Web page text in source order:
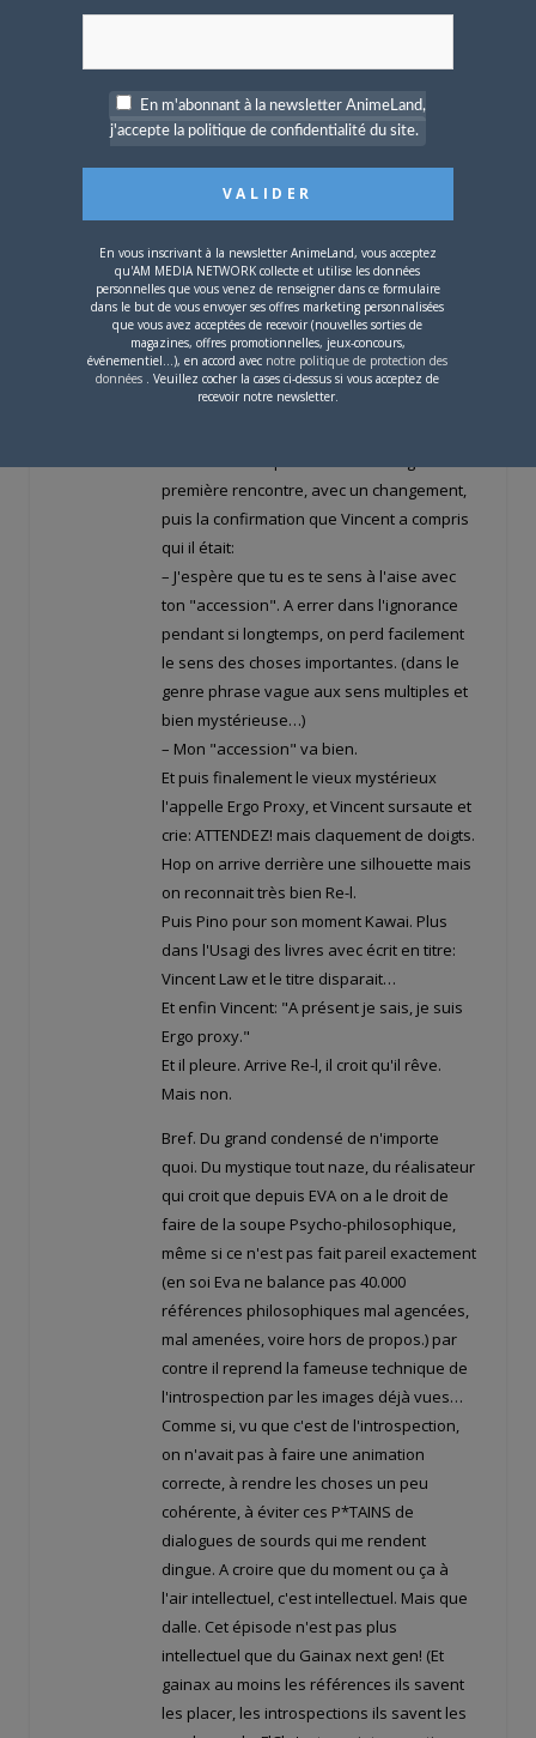
juste les blablas du proxy qui sont
rajoutés. Et encore cette pulsation qui
revient sur le tapis.
Et le proxy qui dit maintenant tu sais que je
-Non c'est faux!
-si
-non
-si
-aagrgrrf Ah bah ouais je suis Ergo Proxy.
Claquement de doigt, retour avec le vieux
première rencontre, avec un changement,
puis la confirmation que Vincent a compris
qui il était:
– J'espère que tu es te sens à l'aise avec
ton "accession". A errer dans l'ignorance
pendant si longtemps, on perd facilement
le sens des choses importantes. (dans le
genre phrase vague aux sens multiples et
bien mystérieuse…)
– Mon "accession" va bien.
Et puis finalement le vieux mystérieux
l'appelle Ergo Proxy, et Vincent sursaute et
crie: ATTENDEZ! mais claquement de doigts.
Hop on arrive derrière une silhouette mais
on reconnait très bien Re-l.
Puis Pino pour son moment Kawai. Plus
dans l'Usagi des livres avec écrit en titre:
Vincent Law et le titre disparait…
Et enfin Vincent: "A présent je sais, je suis
Ergo proxy."
Et il pleure. Arrive Re-l, il croit qu'il rêve.
Mais non.
Bref. Du grand condensé de n'importe
quoi. Du mystique tout naze, du réalisateur
qui croit que depuis EVA on a le droit de
faire de la soupe Psycho-philosophique,
même si ce n'est pas fait pareil exactement
(en soi Eva ne balance pas 40.000
références philosophiques mal agencées,
mal amenées, voire hors de propos.) par
contre il reprend la fameuse technique de
l'introspection par les images déjà vues…
Comme si, vu que c'est de l'introspection,
on n'avait pas à faire une animation
correcte, à rendre les choses un peu
cohérente, à éviter ces P*TAINS de
dialogues de sourds qui me rendent
dingue. A croire que du moment ou ça à
l'air intellectuel, c'est intellectuel. Mais que
dalle. Cet épisode n'est pas plus
intellectuel que du Gainax next gen! (Et
gainax au moins les références ils savent
les placer, les introspections ils savent les
En m'abonnant à la newsletter AnimeLand,
j'accepte la politique de confidentialité du site.
En vous inscrivant à la newsletter AnimeLand, vous acceptez
qu'AM MEDIA NETWORK collecte et utilise les données
personnelles que vous venez de renseigner dans ce formulaire
dans le but de vous envoyer ses offres marketing personnalisées
que vous avez acceptées de recevoir (nouvelles sorties de
magazines, offres promotionnelles, jeux-concours,
événementiel...), en accord avec notre politique de protection des
données . Veuillez cocher la cases ci-dessus si vous acceptez de
recevoir notre newsletter.